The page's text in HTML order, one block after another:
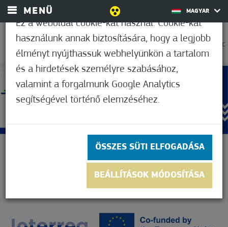
MENÜ MAGYAR
30,6°C
Ez a weboldal cookie-kat használ. Cookie-kat
használunk annak biztosítására, hogy a legjobb
élményt nyújthassuk webhelyünkön a tartalom
és a hirdetések személyre szabásához,
valamint a forgalmunk Google Analytics
segítségével történő elemzéséhez.
ÖSSZES SÜTI ELFOGADÁSA
BEÁLLÍTÁSOK MÓDOSÍTÁSA